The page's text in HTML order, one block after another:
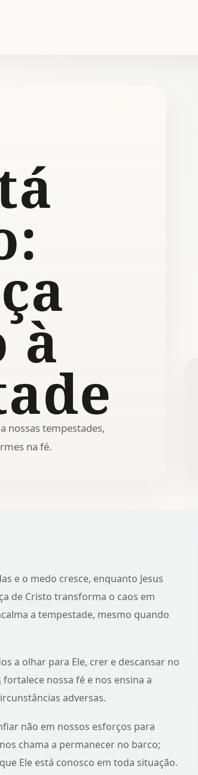
à
nossas tempestades,
na fé.
e o medo cresce, enquanto Jesus
de Cristo transforma o caos em
a tempestade, mesmo quando
a olhar para Ele, crer e descansar no
fortalece nossa fé e nos ensina a
adversas.
não em nossos esforços para
chama a permanecer no barco;
Ele está conosco em toda situação.